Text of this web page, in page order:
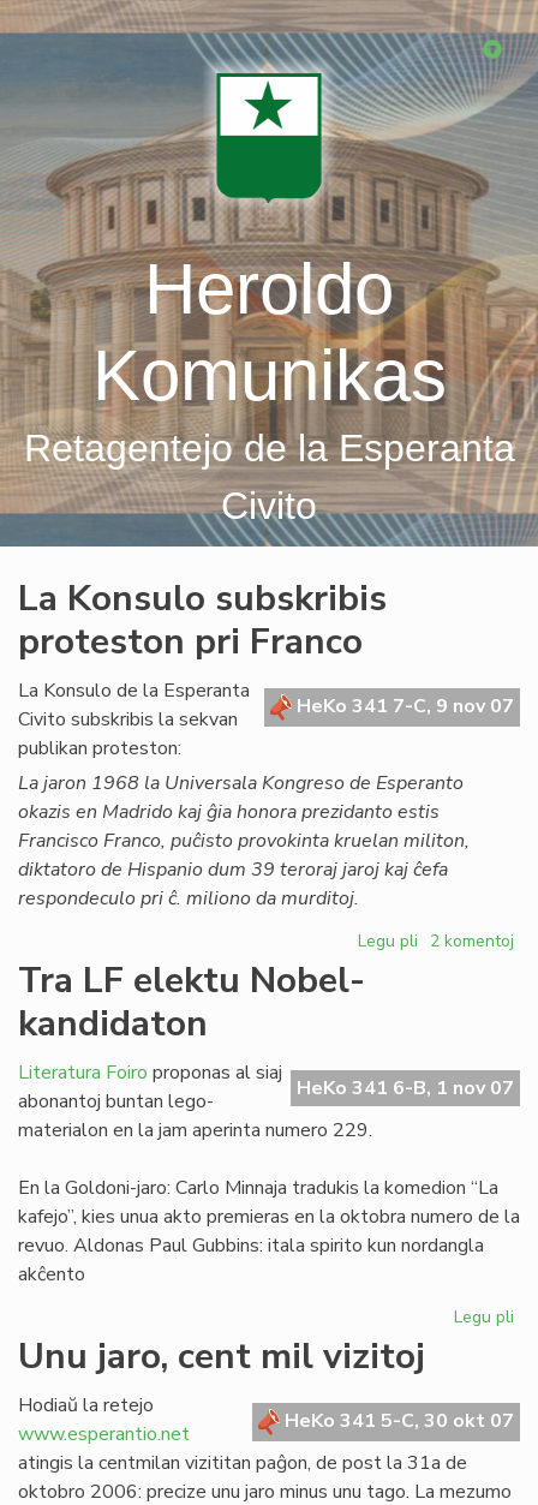
Skip
Heroldo
Komunikas
Retagentejo de la Esperanta
Civito
La Konsulo subskribis
proteston pri Franco
HeKo 341 7-C, 9 nov 07
La Konsulo de la Esperanta
Civito subskribis la sekvan
publikan proteston:
La jaron 1968 la Universala Kongreso de Esperanto
okazis en Madrido kaj ĝia honora prezidanto estis
Francisco Franco, puĉisto provokinta kruelan militon,
diktatoro de Hispanio dum 39 teroraj jaroj kaj ĉefa
respondeculo pri ĉ. miliono da murditoj.
Legu pli pri
pri
Franco
2 komentoj
Tra LF elektu Nobel-
kandidaton
HeKo 341 6-B, 1 nov 07
Literatura Foiro proponas al siaj
abonantoj buntan lego-
materialon en la jam aperinta numero 229.
En la Goldoni-jaro: Carlo Minnaja tradukis la komedion “La
kafejo”, kies unua akto premieras en la oktobra numero de la
revuo. Aldonas Paul Gubbins: itala spirito kun nordangla
akĉento
Legu pli
Unu jaro, cent mil vizitoj
HeKo 341 5-C, 30 okt 07
Hodiaŭ la retejo
www.esperantio.net
atingis la centmilan vizititan paĝon, de post la 31a de
oktobro 2006: precize unu jaro minus unu tago. La mezumo